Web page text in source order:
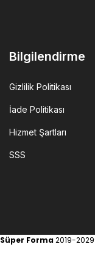
Bilgilendirme
Gizlilik Politikası
İade Politikası
Hizmet Şartları
SSS
Süper Forma2019-